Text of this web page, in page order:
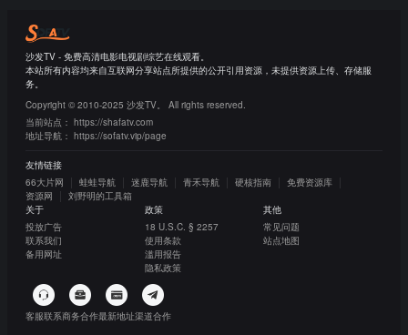
沙发TV - 免费高清电影电视剧综艺在线观看。
本站所有内容均来自互联网分享站点所提供的公开引用资源，未提供资源上传、存储服
务。
Copyright © 2010-2025 沙发TV。 All rights reserved.
当前站点： https://shafatv.com
地址导航： https://sofatv.vip/page
友情链接
66大片网
蛙蛙导航 迷鹿导航 青禾导航 硬核指南
免费资源库
资源网
刘野明的工具箱
关于
投放广告
联系我们
备用网址
政策
18 U.S.C. § 2257
使用条款
滥用报告
隐私政策
其他
常见问题
站点地图
客服联系商务合作最新地址渠道合作